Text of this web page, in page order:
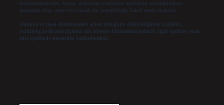
bulunmamaktadır. Ancak, üyelerimiz yazdıkları içeriklerin sorumluluğunu
taşımakta olup, siteye üye olarak bu sorumluluğu kabul etmiş sayılırlar.
Hukuka ve yasal düzenlemelere aykırı olduğunu düşündüğünüz içerikleri,
backlinkpanelicomtr@gmail.comadresine bildirmeniz halinde, ilgili içerikler yasal
süre içerisinde sitemizden kaldırılacaktır.